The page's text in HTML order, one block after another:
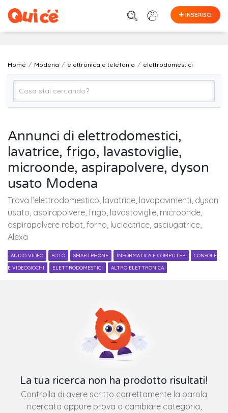
INSERISCI
Home Modena elettronica e telefonia elettrodomestici
Modena
Annunci di elettrodomestici,
lavatrice, frigo, lavastoviglie,
microonde, aspirapolvere, dyson
usato Modena
Trova l’elettrodomestico, lavatrice, lavapavimenti, dyson
usato, aspirapolvere, frigo, lavastoviglie, microonde,
aspirapolvere robot, forno, lucidatrice, asciugatrice,
Alexa
AUDIO VIDEO FOTO SMARTPHONE INFORMATICA E COMPUTER
CONSOLE
E VIDEOGIOCHI
ELETTRODOMESTICI ALTRO ELETTRONICA
La tua ricerca non ha prodotto risultati!
Controlla di avere scritto correttamente la parola
ricercata oppure prova a cambiare categoria,